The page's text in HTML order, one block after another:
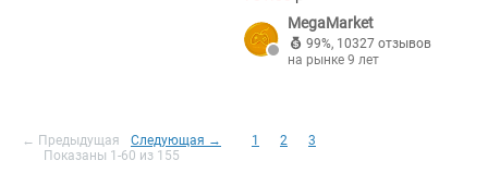
MegaMarket
99%, 10327 отзывов
на рынке 9 лет
← Предыдущая Следующая → 1 2
3
Показаны 1-60 из 155